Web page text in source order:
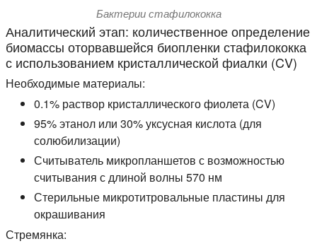
Бактерии стафилококка
Аналитический этап: количественное определение
биомассы оторвавшейся биопленки стафилококка
с использованием кристаллической фиалки (CV)
Необходимые материалы:
0.1% раствор кристаллического фиолета (CV)
95% этанол или 30% уксусная кислота (для
солюбилизации)
Считыватель микропланшетов с возможностью
считывания с длиной волны 570 нм
Стерильные микротитровальные пластины для
окрашивания
Стремянка: